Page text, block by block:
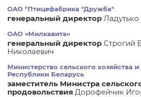
ОАО "Птицефабрика "Дружба"
генеральный директор
ОАО «Милкавита»
генеральный директор Строгий
Николаевич
Министерство сельского хозяйства
Республики Беларусь
заместитель Министра
продовольствия Дорофейчик